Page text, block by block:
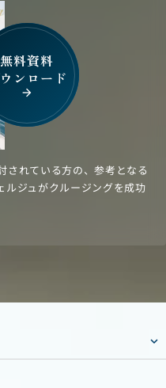
無料資料
ンロード
arrow_forward
されている方の、参考となる
ルジュがクルージングを成功